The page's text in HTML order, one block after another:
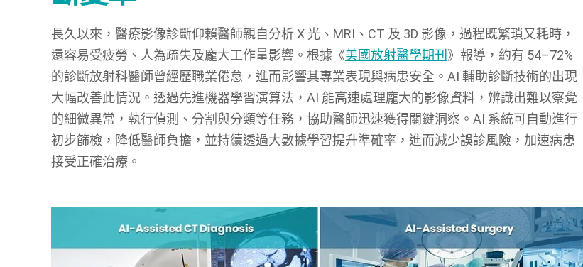
長久以來，醫療影像診斷仰賴醫師親自分析 X 光、MRI、CT 及 3D 影像，過程既繁瑣又耗時，
還容易受疲勞、人為疏失及龐大工作量影響。根據《美國放射醫學期刊 》報導，約有 54–72%
的診斷放射科醫師曾經歷職業倦怠，進而影響其專業表現與病患安全。AI 輔助診斷技術的出現
大幅改善此情況。透過先進機器學習演算法，AI 能高速處理龐大的影像資料，辨識出難以察覺
的細微異常，執行偵測、分割與分類等任務，協助醫師迅速獲得關鍵洞察。AI 系統可自動進行
初步篩檢，降低醫師負擔，並持續透過大數據學習提升準確率，進而減少誤診風險，加速病患
接受正確治療。